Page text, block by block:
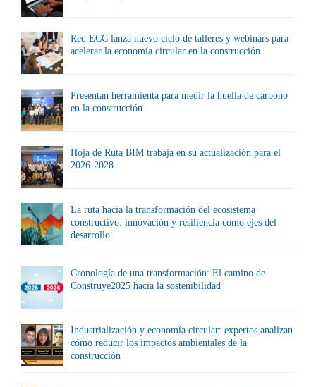
Red ECC lanza nuevo ciclo de talleres y webinars para
acelerar la economía circular en la construcción
Presentan herramienta para medir la huella de carbono
en la construcción
Hoja de Ruta BIM trabaja en su actualización para el
2026-2028
La ruta hacia la transformación del ecosistema
constructivo: innovación y resiliencia como ejes del
desarrollo
Cronología de una transformación: El camino de
Construye2025 hacia la sostenibilidad
Industrialización y economía circular: expertos analizan
cómo reducir los impactos ambientales de la
construcción